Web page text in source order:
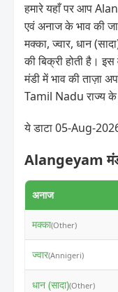
हमारे यहाँ पर आप
एवं अनाज के भाव की
मक्का, ज्वार, धान
की बिक्री होती है।
मंडी में भाव की
Tamil Nadu राज्य
ये डाटा 05-Aug-
Alangeyam
अनाज
मक्का(Other)
ज्वार(Annigeri)
धान (सादा)(Other)